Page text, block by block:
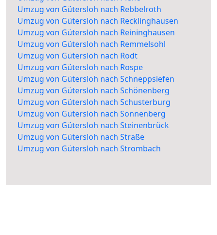
Umzug von Gütersloh nach Rebbelroth
Umzug von Gütersloh nach Recklinghausen
Umzug von Gütersloh nach Reininghausen
Umzug von Gütersloh nach Remmelsohl
Umzug von Gütersloh nach Rodt
Umzug von Gütersloh nach Rospe
Umzug von Gütersloh nach Schneppsiefen
Umzug von Gütersloh nach Schönenberg
Umzug von Gütersloh nach Schusterburg
Umzug von Gütersloh nach Sonnenberg
Umzug von Gütersloh nach Steinenbrück
Umzug von Gütersloh nach Straße
Umzug von Gütersloh nach Strombach